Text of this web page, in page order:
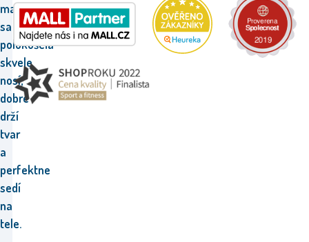
materiálu
sa
polokošeľa
skvele
nosí,
dobre
drží
tvar
a
perfektne
sedí
na
tele.